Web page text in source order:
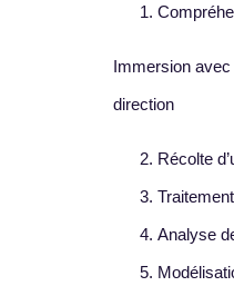
Immersion
direction
Récolte
Analyse